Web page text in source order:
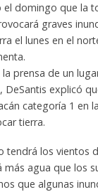
el domingo que la
graves
el lunes en el
prensa de un
DeSantis explicó
categoría 1 en
tierra.
tendrá los vientos
más agua que los
que algunas